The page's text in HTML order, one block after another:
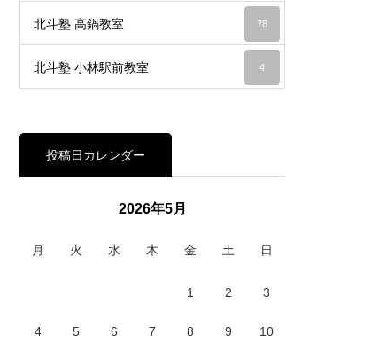
北斗塾 高鍋教室 78
北斗塾 小林駅前教室 4
投稿日カレンダー
2026年5月
月 火 水 木 金 土 日
1 2 3
4 5 6 7 8 9 10